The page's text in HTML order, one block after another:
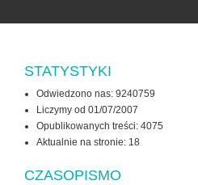
STATYSTYKI
Odwiedzono nas: 9240759
Liczymy od 01/07/2007
Opublikowanych treści: 4075
Aktualnie na stronie: 18
CZASOPISMO